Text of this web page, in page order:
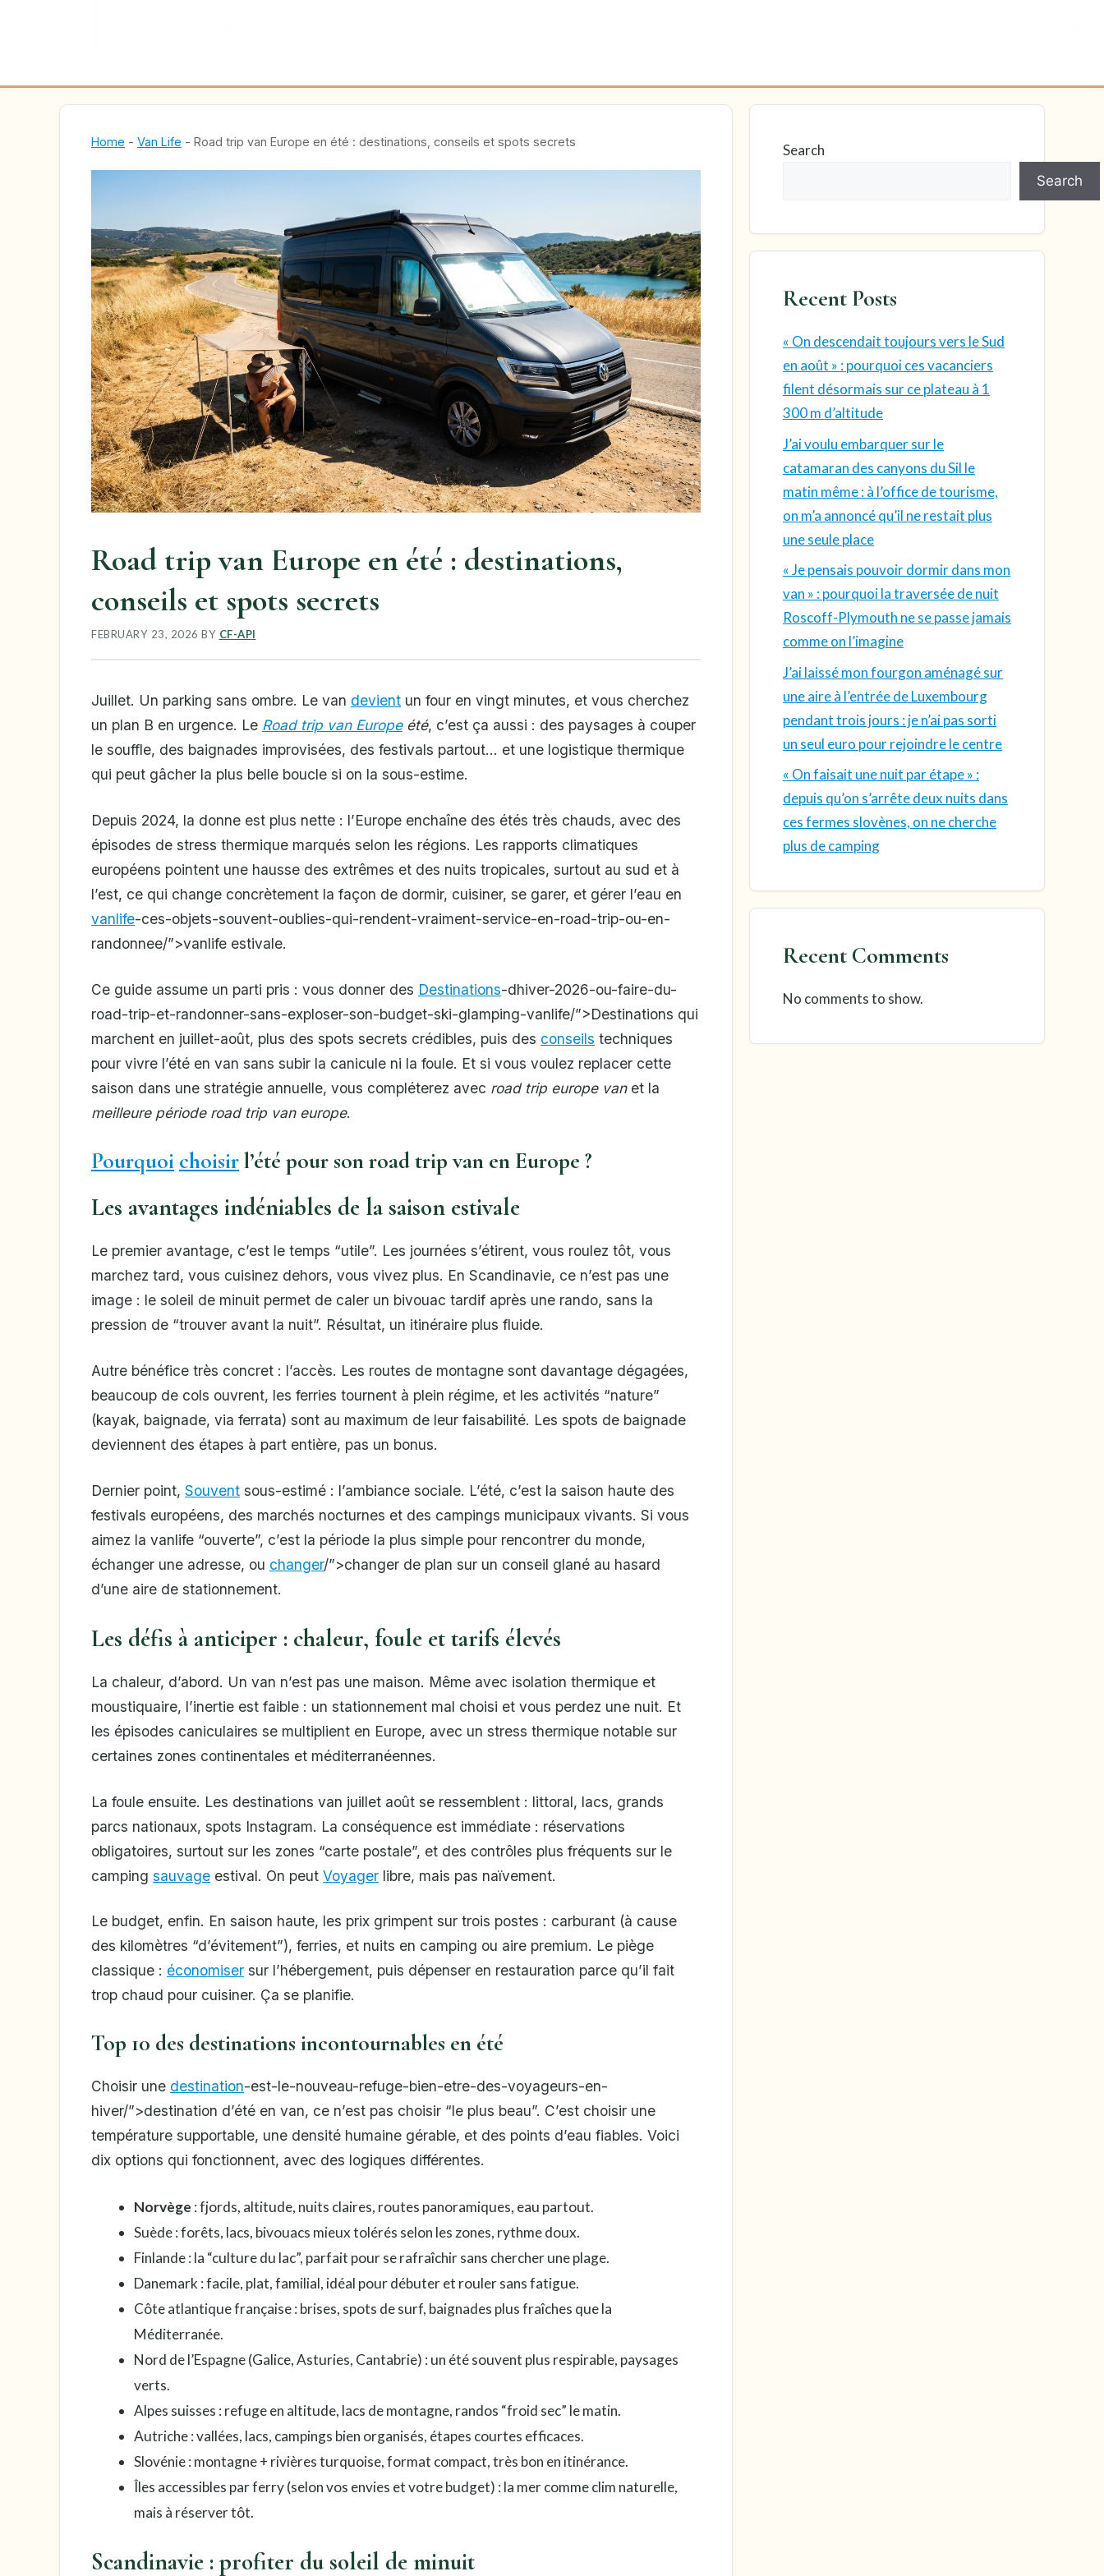
Home - Van Life - Road trip van Europe en été : destinations, conseils et spots secrets
Road trip van Europe en été : destinations,
conseils et spots secrets
FEBRUARY 23, 2026 BY CF-API
Juillet. Un parking sans ombre. Le van devient un four en vingt minutes, et vous cherchez
un plan B en urgence. Le Road trip van Europeété, c’est ça aussi : des paysages à couper
le souffle, des baignades improvisées, des festivals partout… et une logistique thermique
qui peut gâcher la plus belle boucle si on la sous-estime.
Depuis 2024, la donne est plus nette : l’Europe enchaîne des étés très chauds, avec des
épisodes de stress thermique marqués selon les régions. Les rapports climatiques
européens pointent une hausse des extrêmes et des nuits tropicales, surtout au sud et à
l’est, ce qui change concrètement la façon de dormir, cuisiner, se garer, et gérer l’eau en
vanlife-ces-objets-souvent-oublies-qui-rendent-vraiment-service-en-road-trip-ou-en-
randonnee/”>vanlife estivale.
Ce guide assume un parti pris : vous donner des Destinations-dhiver-2026-ou-faire-du-
road-trip-et-randonner-sans-exploser-son-budget-ski-glamping-vanlife/”>Destinations qui
marchent en juillet-août, plus des spots secrets crédibles, puis des conseils techniques
pour vivre l’été en van sans subir la canicule ni la foule. Et si vous voulez replacer cette
saison dans une stratégie annuelle, vous compléterez avec road trip europe vanet la
meilleure période road trip van europe.
Pourquoi choisirl’été pour son road trip van en Europe ?
Les avantages indéniables de la saison estivale
Le premier avantage, c’est le temps “utile”. Les journées s’étirent, vous roulez tôt, vous
marchez tard, vous cuisinez dehors, vous vivez plus. En Scandinavie, ce n’est pas une
image : le soleil de minuit permet de caler un bivouac tardif après une rando, sans la
pression de “trouver avant la nuit”. Résultat, un itinéraire plus fluide.
Autre bénéfice très concret : l’accès. Les routes de montagne sont davantage dégagées,
beaucoup de cols ouvrent, les ferries tournent à plein régime, et les activités “nature”
(kayak, baignade, via ferrata) sont au maximum de leur faisabilité. Les spots de baignade
deviennent des étapes à part entière, pas un bonus.
Dernier point, Souvent sous-estimé : l’ambiance sociale. L’été, c’est la saison haute des
festivals européens, des marchés nocturnes et des campings municipaux vivants. Si vous
aimez la vanlife “ouverte”, c’est la période la plus simple pour rencontrer du monde,
échanger une adresse, ou changer/”>changer de plan sur un conseil glané au hasard
d’une aire de stationnement.
Les défis à anticiper : chaleur, foule et tarifs élevés
La chaleur, d’abord. Un van n’est pas une maison. Même avec isolation thermique et
moustiquaire, l’inertie est faible : un stationnement mal choisi et vous perdez une nuit. Et
les épisodes caniculaires se multiplient en Europe, avec un stress thermique notable sur
certaines zones continentales et méditerranéennes.
La foule ensuite. Les destinations van juillet août se ressemblent : littoral, lacs, grands
parcs nationaux, spots Instagram. La conséquence est immédiate : réservations
obligatoires, surtout sur les zones “carte postale”, et des contrôles plus fréquents sur le
camping sauvage estival. On peut Voyager libre, mais pas naïvement.
Le budget, enfin. En saison haute, les prix grimpent sur trois postes : carburant (à cause
des kilomètres “d’évitement”), ferries, et nuits en camping ou aire premium. Le piège
classique : économiser sur l’hébergement, puis dépenser en restauration parce qu’il fait
trop chaud pour cuisiner. Ça se planifie.
Top 10 des destinations incontournables en été
Choisir une destination-est-le-nouveau-refuge-bien-etre-des-voyageurs-en-
hiver/”>destination d’été en van, ce n’est pas choisir “le plus beau”. C’est choisir une
température supportable, une densité humaine gérable, et des points d’eau fiables. Voici
dix options qui fonctionnent, avec des logiques différentes.
Norvège : fjords, altitude, nuits claires, routes panoramiques, eau partout.
Suède : forêts, lacs, bivouacs mieux tolérés selon les zones, rythme doux.
Finlande : la “culture du lac”, parfait pour se rafraîchir sans chercher une plage.
Danemark : facile, plat, familial, idéal pour débuter et rouler sans fatigue.
Côte atlantique française : brises, spots de surf, baignades plus fraîches que la
Méditerranée.
Nord de l’Espagne (Galice, Asturies, Cantabrie) : un été souvent plus respirable, paysages
verts.
Alpes suisses : refuge en altitude, lacs de montagne, randos “froid sec” le matin.
Autriche : vallées, lacs, campings bien organisés, étapes courtes efficaces.
Slovénie : montagne + rivières turquoise, format compact, très bon en itinérance.
Îles accessibles par ferry (selon vos envies et votre budget) : la mer comme clim naturelle,
mais à réserver tôt.
Scandinavie : profiter du soleil de minuit
Search
Search
Recent Posts
« On descendait toujours vers le Sud
en août » : pourquoi ces vacanciers
filent désormais sur ce plateau à 1
300 m d’altitude
J’ai voulu embarquer sur le
catamaran des canyons du Sil le
matin même : à l’office de tourisme,
on m’a annoncé qu’il ne restait plus
une seule place
« Je pensais pouvoir dormir dans mon
van » : pourquoi la traversée de nuit
Roscoff-Plymouth ne se passe jamais
comme on l’imagine
J’ai laissé mon fourgon aménagé sur
une aire à l’entrée de Luxembourg
pendant trois jours : je n’ai pas sorti
un seul euro pour rejoindre le centre
« On faisait une nuit par étape » :
depuis qu’on s’arrête deux nuits dans
ces fermes slovènes, on ne cherche
plus de camping
Recent Comments
No comments to show.